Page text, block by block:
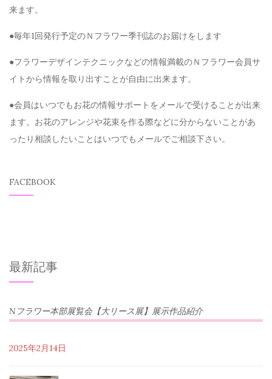
来ます。
●毎年1回発行予定のＮフラワー季刊誌のお届けをします
●フラワーデザインテクニックなどの情報満載のＮフラワー会員サ
イトから情報を取り出すことが自由に出来ます。
●会員はいつでもお花の情報サポートをメールで受けることが出来
ます。お花のアレンジや花束を作る際などに分からないことがあ
ったり相談したいことはいつでもメールでご相談下さい。
FACEBOOK
最新記事
Nフラワー本部展覧会【大リース展】展示作品紹介
2025年2月14日